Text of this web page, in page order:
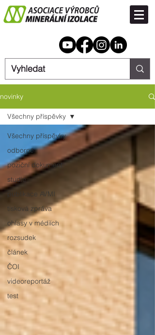
novinky
Všechny příspěvky
odborné
poziční dokument
studie
publikace AVMI
tisková zpráva
ohlasy v médiích
rozsudek
článek
ČOI
videoreportáž
test
Všechny příspěvky